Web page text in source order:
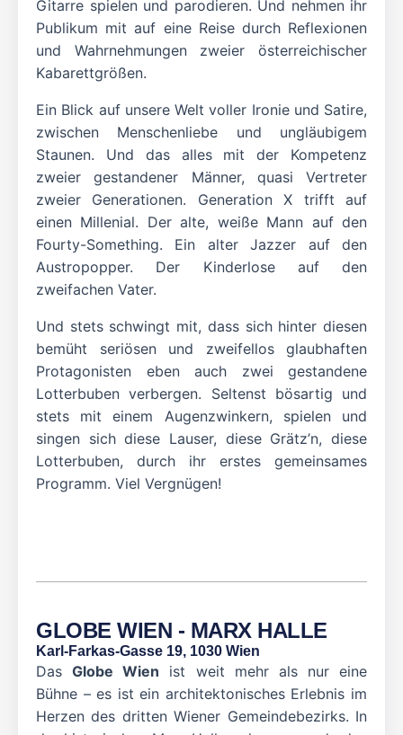
Gitarre spielen und parodieren. Und nehmen ihr
Publikum mit auf eine Reise durch Reflexionen
und Wahrnehmungen zweier österreichischer
Kabarettgrößen.
Ein Blick auf unsere Welt voller Ironie und Satire,
zwischen Menschenliebe und ungläubigem
Staunen. Und das alles mit der Kompetenz
zweier gestandener Männer, quasi Vertreter
zweier Generationen. Generation X trifft auf
einen Millenial. Der alte, weiße Mann auf den
Fourty-Something. Ein alter Jazzer auf den
Austropopper. Der Kinderlose auf den
zweifachen Vater.
Und stets schwingt mit, dass sich hinter diesen
bemüht seriösen und zweifellos glaubhaften
Protagonisten eben auch zwei gestandene
Lotterbuben verbergen. Seltenst bösartig und
stets mit einem Augenzwinkern, spielen und
singen sich diese Lauser, diese Grätz’n, diese
Lotterbuben, durch ihr erstes gemeinsames
Programm. Viel Vergnügen!
GLOBE WIEN - MARX HALLE
Karl-Farkas-Gasse 19, 1030 Wien
DasGlobe Wien ist weit mehr als nur eine
Bühne – es ist ein architektonisches Erlebnis im
Herzen des dritten Wiener Gemeindebezirks. In